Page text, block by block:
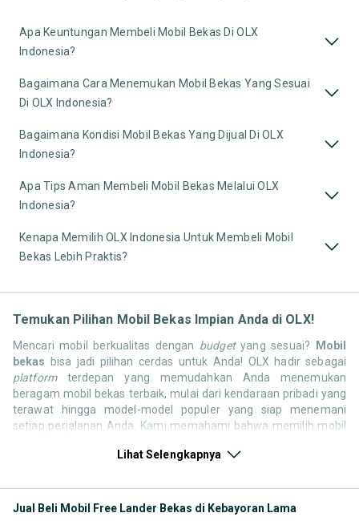
Apa Keuntungan Membeli Mobil Bekas Di OLX
Indonesia?
Bagaimana Cara Menemukan Mobil Bekas Yang Sesuai
Di OLX Indonesia?
Bagaimana Kondisi Mobil Bekas Yang Dijual Di OLX
Indonesia?
Apa Tips Aman Membeli Mobil Bekas Melalui OLX
Indonesia?
Kenapa Memilih OLX Indonesia Untuk Membeli Mobil
Bekas Lebih Praktis?
Temukan Pilihan Mobil Bekas Impian Anda di OLX!
Mencari mobil berkualitas dengan budgetyang sesuai? Mobil
bekas bisa jadi pilihan cerdas untuk Anda! OLX hadir sebagai
platformterdepan yang memudahkan Anda menemukan
beragam mobil bekas terbaik, mulai dari kendaraan pribadi yang
terawat hingga model-model populer yang siap menemani
setiap perjalanan Anda. Kami memahami bahwa memilih mobil
ribuan daftar dari penjual terpercaya di seluruh Indonesia.
dengan gaya hidup, kebutuhan, danbudgetAnda!
Memilih mobil bekasyang tepat tentu bukan perkara mudah.
Lihat Selengkapnya
Jual Beli Mobil Free Lander Bekas di Kebayoran Lama